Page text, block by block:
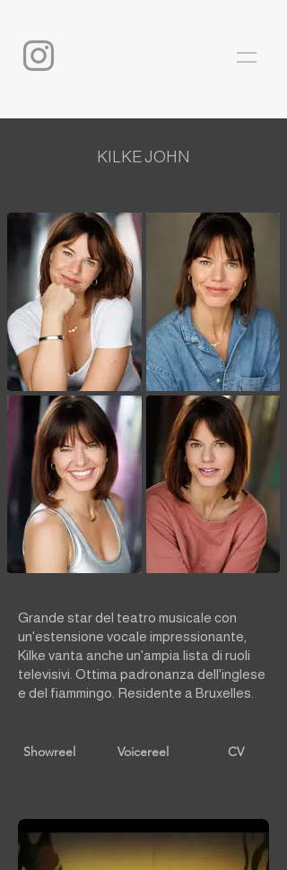
KILKE JOHN
Grande star del teatro musicale con
un'estensione vocale impressionante,
Kilke vanta anche un'ampia lista di ruoli
televisivi. Ottima padronanza dell'inglese
e del fiammingo. Residente a Bruxelles.
Showreel Voicereel CV